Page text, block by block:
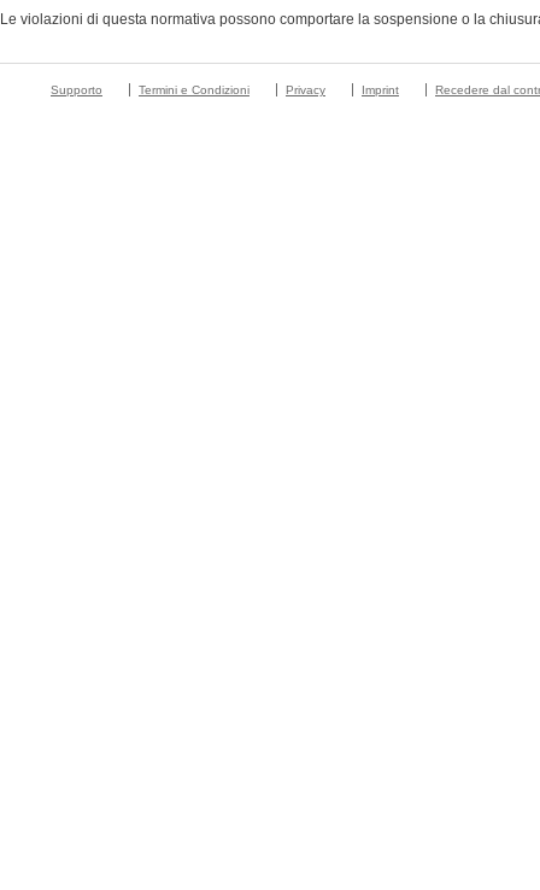
Le violazioni di questa normativa possono comportare la sospensione o la
Supporto Termini e Condizioni Privacy Imprint Recedere dal